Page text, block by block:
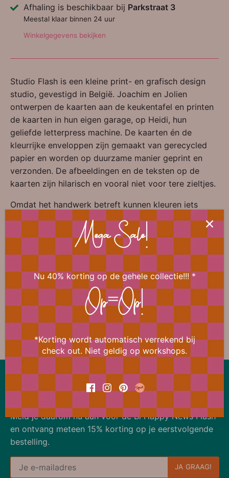
Afhaling is beschikbaar bij Parkstraat 3
Meestal klaar binnen 24 uur
Winkelgegevens bekijken
Studio Flash is een kleine print- en grafisch design
studio, gevestigd in België. Joachim en Jolien
ontwerpen de kaarten aan de keukentafel en printen
de kaarten in hun eigen garage, op Heidi, hun
geliefde letterpress machine. De kaarten én de
kleurrijke enveloppen zijn gemaakt van gerecycled
papier en worden op duurzame manier geprint en
verzonden. De afbeeldingen en de teksten op de
kaarten zijn hilarisch en vooral niet voor tere zieltjes.
Omdat het handwerk betreft kunnen kleuren iets
afwijken. Tevens kan de kleur van de envelop
afwijken van die van de afbeelding. Deze komen in
alle kleuren van de regenboog en worden willekeurig
toegevoegd.
Lekker snel terug naar boven
Meld je daarom nu aan voor de Bi Happy News Flash
en ontvang meteen 15% korting op je eerstvolgende
bestelling.
Mega Sale!
Nu 40% korting op de gehele collectie!!! *
Op=Op!
*Korting wordt automatisch verrekend bij
check out. Niet geldig op workshops.